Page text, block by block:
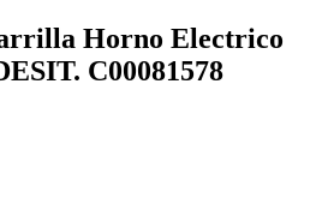
Horno Electrico
C00081578